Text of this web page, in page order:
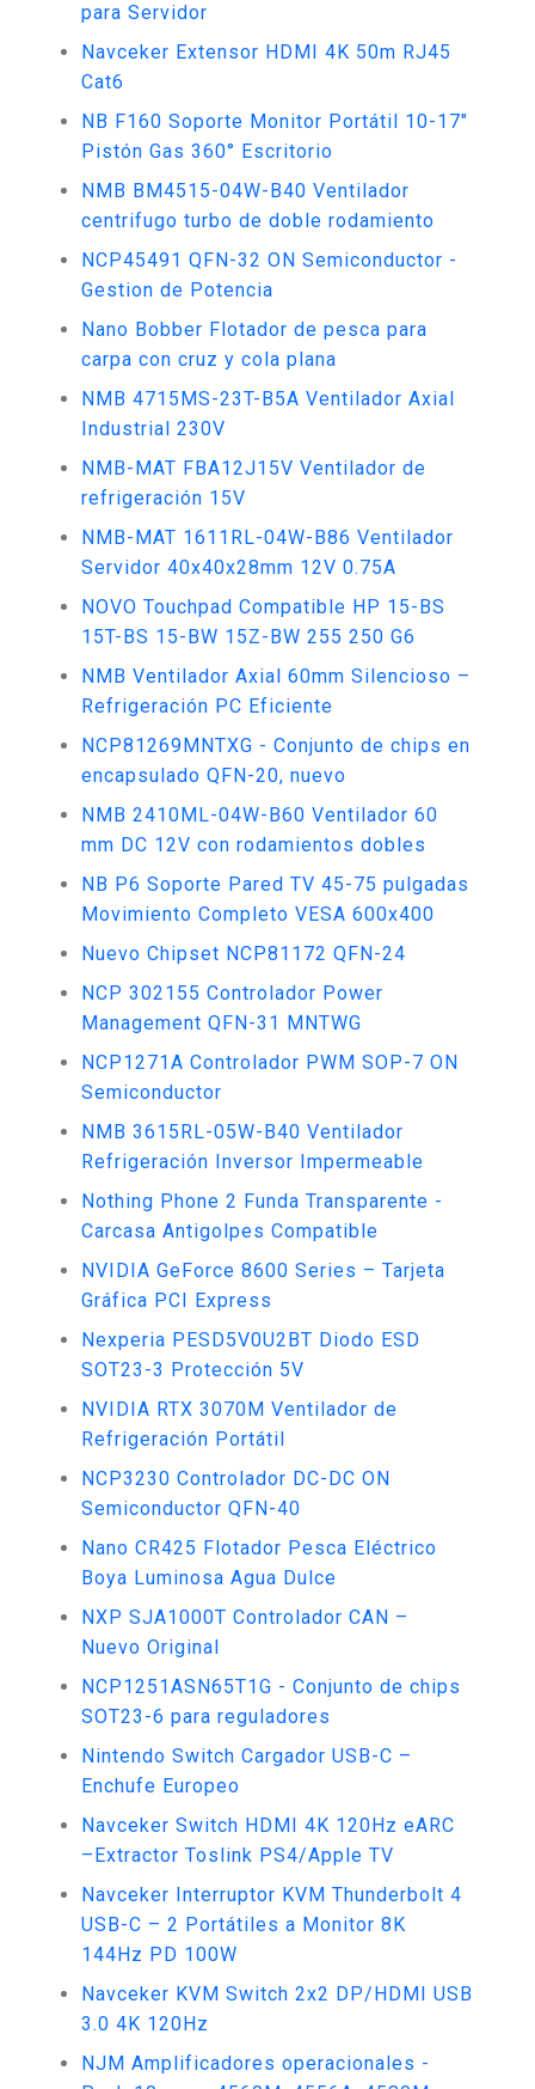
para Servidor
Navceker Extensor HDMI 4K 50m RJ45
Cat6
NB F160 Soporte Monitor Portátil 10-17"
Pistón Gas 360° Escritorio
NMB BM4515-04W-B40 Ventilador
centrifugo turbo de doble rodamiento
NCP45491 QFN-32 ON Semiconductor -
Gestion de Potencia
Nano Bobber Flotador de pesca para
carpa con cruz y cola plana
NMB 4715MS-23T-B5A Ventilador Axial
Industrial 230V
NMB-MAT FBA12J15V Ventilador de
refrigeración 15V
NMB-MAT 1611RL-04W-B86 Ventilador
Servidor 40x40x28mm 12V 0.75A
NOVO Touchpad Compatible HP 15-BS
15T-BS 15-BW 15Z-BW 255 250 G6
NMB Ventilador Axial 60mm Silencioso –
Refrigeración PC Eficiente
NCP81269MNTXG - Conjunto de chips en
encapsulado QFN-20, nuevo
NMB 2410ML-04W-B60 Ventilador 60
mm DC 12V con rodamientos dobles
NB P6 Soporte Pared TV 45-75 pulgadas
Movimiento Completo VESA 600x400
Nuevo Chipset NCP81172 QFN-24
NCP 302155 Controlador Power
Management QFN-31 MNTWG
NCP1271A Controlador PWM SOP-7 ON
Semiconductor
NMB 3615RL-05W-B40 Ventilador
Refrigeración Inversor Impermeable
Nothing Phone 2 Funda Transparente -
Carcasa Antigolpes Compatible
NVIDIA GeForce 8600 Series – Tarjeta
Gráfica PCI Express
Nexperia PESD5V0U2BT Diodo ESD
SOT23-3 Protección 5V
NVIDIA RTX 3070M Ventilador de
Refrigeración Portátil
NCP3230 Controlador DC-DC ON
Semiconductor QFN-40
Nano CR425 Flotador Pesca Eléctrico
Boya Luminosa Agua Dulce
NXP SJA1000T Controlador CAN –
Nuevo Original
NCP1251ASN65T1G - Conjunto de chips
SOT23-6 para reguladores
Nintendo Switch Cargador USB-C –
Enchufe Europeo
Navceker Switch HDMI 4K 120Hz eARC
–Extractor Toslink PS4/Apple TV
Navceker Interruptor KVM Thunderbolt 4
USB-C – 2 Portátiles a Monitor 8K
144Hz PD 100W
Navceker KVM Switch 2x2 DP/HDMI USB
3.0 4K 120Hz
NJM Amplificadores operacionales -